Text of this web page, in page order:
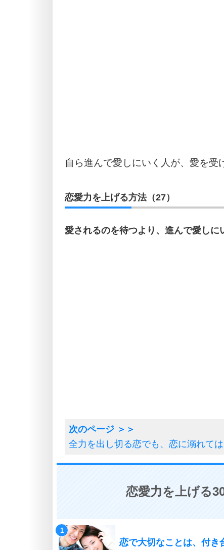
自ら進んで愛しにいく人が、愛を受
恋愛力を上げる方法（27）
愛されるのを待つより、進んで愛しに
全力を出し切る恋でも、恋に溺れては
恋愛力を上げる
恋で大切なことは、付き